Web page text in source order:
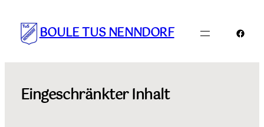
Inhalt
springenBOULE TUS NENNDORF
Eingeschränkter Inhalt